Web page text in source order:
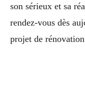
son sérieux et sa
rendez-vous dès
projet de